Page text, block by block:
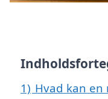
1) Hvad kan